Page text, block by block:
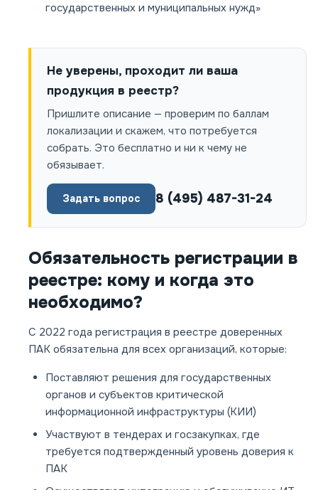
государственных и муниципальных нужд»
Не уверены, проходит ли ваша
продукция в реестр?
Пришлите описание — проверим по баллам
локализации и скажем, что потребуется
собрать. Это бесплатно и ни к чему не
обязывает.
Задать вопрос 8 (495) 487-31-24
Обязательность регистрации в
реестре: кому и когда это
необходимо?
С 2022 года регистрация в реестре доверенных
ПАК обязательна для всех организаций, которые:
Поставляют решения для государственных
органов и субъектов критической
информационной инфраструктуры (КИИ)
Участвуют в тендерах и госзакупках, где
требуется подтвержденный уровень доверия к
ПАК